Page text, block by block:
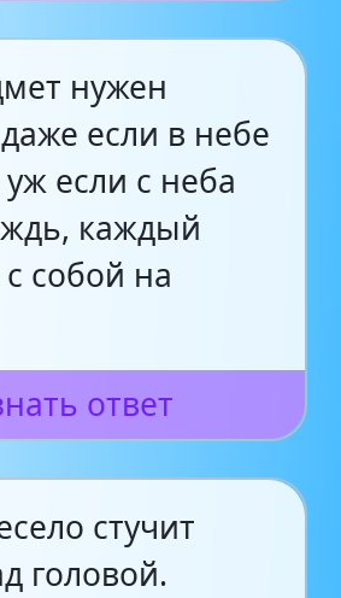
нужен
если в небе
если с неба
каждый
собой на
ответ
стучит
головой.